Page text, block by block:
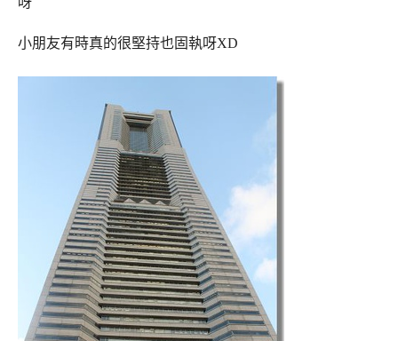
小朋友有時真的很堅持也固執呀XD